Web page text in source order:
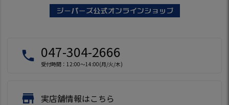
local_phone 047-304-2666
受付時間：12:00～14:00(月/火/木)
store 実店舗情報はこちら